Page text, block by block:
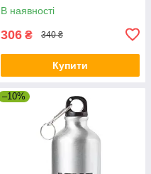
В наявності
306 ₴ 340 ₴
Купити
–10%